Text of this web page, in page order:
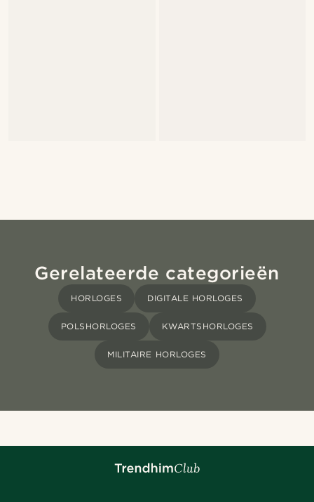
Gerelateerde categorieën
HORLOGES DIGITALE HORLOGES
POLSHORLOGES KWARTSHORLOGES
MILITAIRE HORLOGES